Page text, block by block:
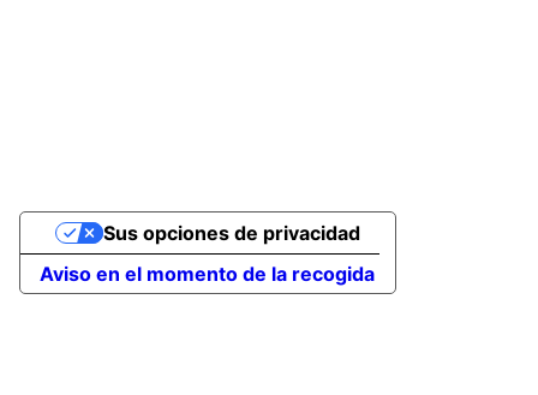
Aviso en el momento de la recogida
Sus opciones de privacidad